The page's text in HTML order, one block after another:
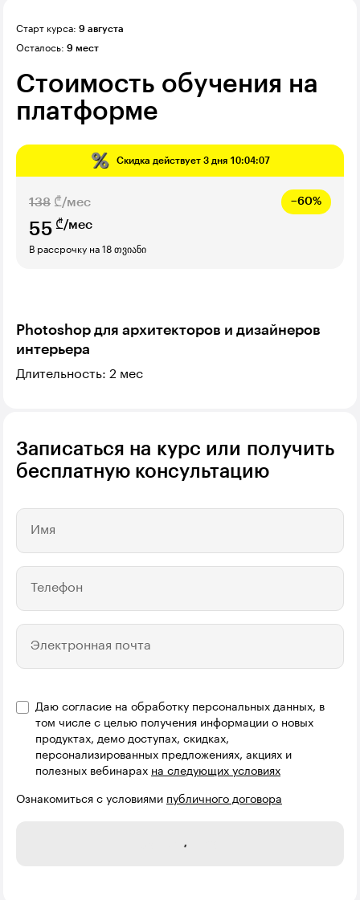
Старт курса: 9 августа
Осталось: 9 мест
Стоимость обучения на
платформе
Скидка действует 3 дня 10:04:06
138 ₾/мес −60%
55 ₾/мес
В рассрочку на 18 თვიანი
Photoshop для архитекторов и дизайнеров
интерьера
Длительность: 2 мес
Записаться на курс или получить
бесплатную консультацию
Имя
Телефон
Электронная почта
Название компании
Даю согласие на обработку персональных данных, в
том числе с целью получения информации о новых
продуктах, демо доступах, скидках,
персонализированных предложениях, акциях и
полезных вебинарах на следующих условиях
Ознакомиться с условиями публичного договора
Записаться